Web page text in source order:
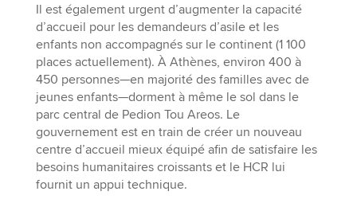
Il est également urgent d’augmenter la capacité
d’accueil pour les demandeurs d’asile et les
enfants non accompagnés sur le continent (1 100
places actuellement). À Athènes, environ 400 à
450 personnes—en majorité des familles avec de
jeunes enfants—dorment à même le sol dans le
parc central de Pedion Tou Areos. Le
gouvernement est en train de créer un nouveau
centre d’accueil mieux équipé afin de satisfaire les
besoins humanitaires croissants et le HCR lui
fournit un appui technique.